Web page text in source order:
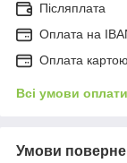
Післяплата
Оплата на
Оплата
Всі умови оплати
Умови